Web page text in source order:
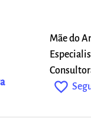
Mãe do
favorite_outline